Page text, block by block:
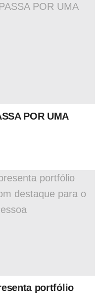
POR UMA
portfólio